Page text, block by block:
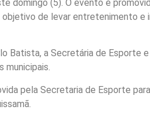
domingo (5). O evento é
de levar entretenimento e
Batista, a Secretária de Esporte e
municipais.
pela Secretaria de Esporte